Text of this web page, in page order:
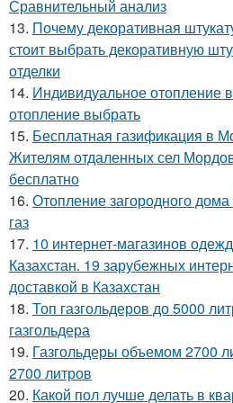
Сравнительный анализ
13. Почему декоративная
стоит выбрать декоративную
отделки
14. Индивидуальное отопление
отопление выбрать
15. Бесплатная газификация в
Жителям отдаленных сел
бесплатно
16. Отопление загородного
газ
17. 10 интернет-магазинов
Казахстан. 19 зарубежных
доставкой в Казахстан
18. Топ газгольдеров до 5000
газгольдера
19. Газгольдеры объемом 2700
2700 литров
20. Какой пол лучше делать в